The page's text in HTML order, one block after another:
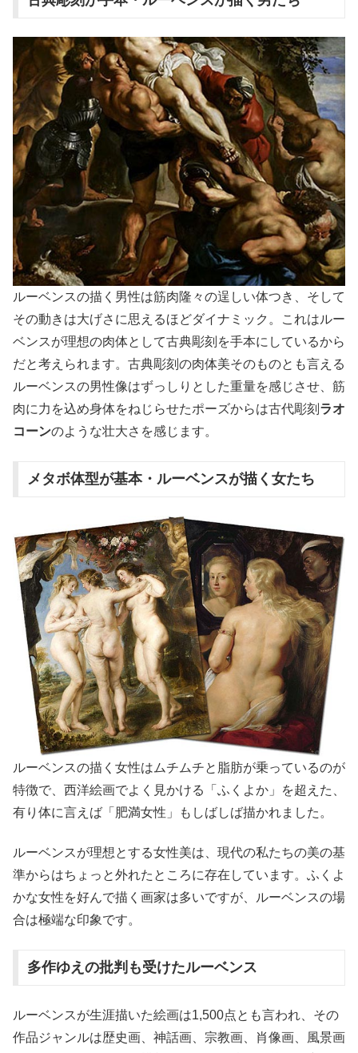
ルーベンスの描く男性は筋肉隆々の逞しい体つき、そして
その動きは大げさに思えるほどダイナミック。これはルー
ベンスが理想の肉体として古典彫刻を手本にしているから
だと考えられます。古典彫刻の肉体美そのものとも言える
ルーベンスの男性像はずっしりとした重量を感じさせ、筋
肉に力を込め身体をねじらせたポーズからは古代彫刻 ラオ
コーンのような壮大さを感じます。
メタボ体型が基本・ルーベンスが描く女たち
ルーベンスの描く女性はムチムチと脂肪が乗っているのが
特徴で、西洋絵画でよく見かける「ふくよか」を超えた、
有り体に言えば「肥満女性」もしばしば描かれました。
ルーベンスが理想とする女性美は、現代の私たちの美の基
準からはちょっと外れたところに存在しています。ふくよ
かな女性を好んで描く画家は多いですが、ルーベンスの場
合は極端な印象です。
多作ゆえの批判も受けたルーベンス
ルーベンスが生涯描いた絵画は1,500点とも言われ、その
作品ジャンルは歴史画、神話画、宗教画、肖像画、風景画